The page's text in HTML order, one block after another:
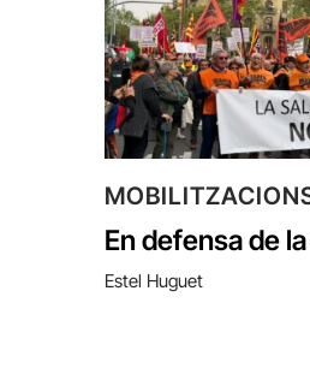
En defensa de
Estel Huguet